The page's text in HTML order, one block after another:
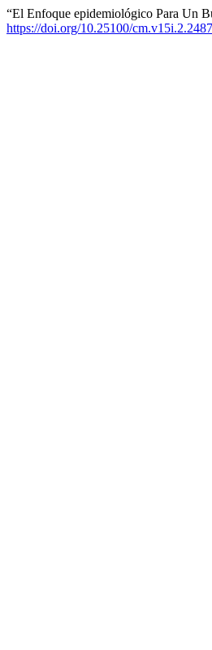
“El Enfoque epidemiológico Para Un
https://doi.org/10.25100/cm.v15i.2.2487